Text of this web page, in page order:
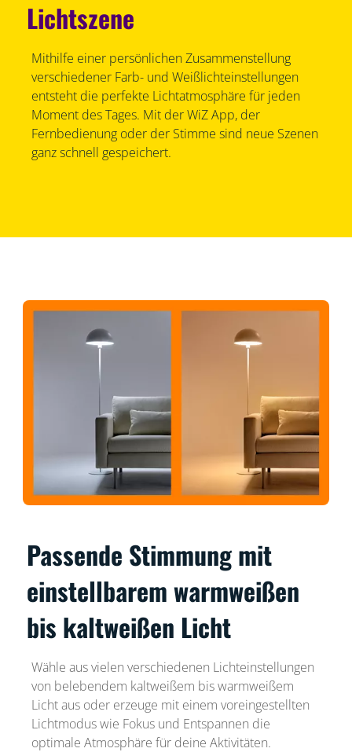
Lichtszene
Mithilfe einer persönlichen Zusammenstellung
verschiedener Farb- und Weißlichteinstellungen
entsteht die perfekte Lichtatmosphäre für jeden
Moment des Tages. Mit der WiZ App, der
Fernbedienung oder der Stimme sind neue Szenen
ganz schnell gespeichert.
Passende Stimmung mit
einstellbarem warmweißen
bis kaltweißen Licht
Wähle aus vielen verschiedenen Lichteinstellungen
von belebendem kaltweißem bis warmweißem
Licht aus oder erzeuge mit einem voreingestellten
Lichtmodus wie Fokus und Entspannen die
optimale Atmosphäre für deine Aktivitäten.